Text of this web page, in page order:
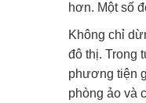
hơn. Một số
Không chỉ
đô thị. Trong
phương tiện
phòng ảo và